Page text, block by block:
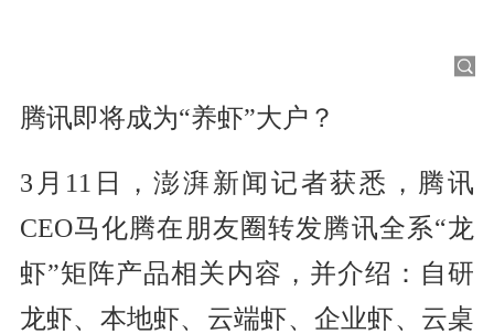
腾讯即将成为“养虾”大户？
3月11日，澎湃新闻记者获悉，腾讯
CEO马化腾在朋友圈转发腾讯全系“龙
虾”矩阵产品相关内容，并介绍：自研
龙虾、本地虾、云端虾、企业虾、云桌